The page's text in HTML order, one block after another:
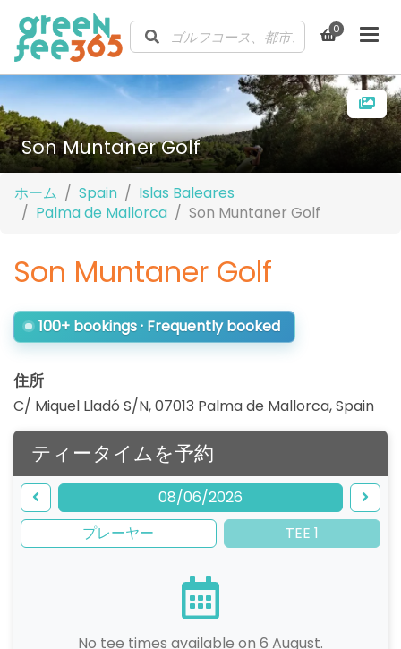
0
Son Muntaner Golf
ホーム Spain
Islas Baleares
Palma de Mallorca
Son Muntaner Golf
Son Muntaner Golf
100+ bookings · Frequently booked
住所
C/ Miquel Lladó S/N, 07013 Palma de Mallorca,Spain
ティータイムを予約
08/06/2026
プレーヤー
TEE 1
No tee times available on 6 August.